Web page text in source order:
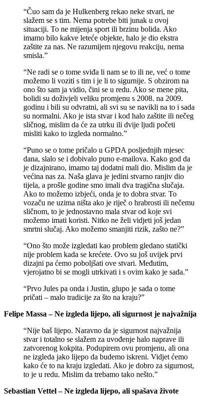
“Čuo sam da je Hulkenberg rekao neke stvari, ne
slažem se s tim. Nema potrebe biti junak u ovoj
situaciji. To ne mijenja sport ili brzinu bolida. Ako
imamo bilo kakve leteće objekte, halo je dio ekstra
zaštite za nas. Ne razumijem njegovu reakciju, nema
smisla.”
“Ne radi se o tome sviđa li nam se to ili ne, već o tome
možemo li voziti s tim i je li to sigurnije. S obzirom na
ono što sam ja vidio, čini se u redu. Ako se mene pita,
bolidi su doživjeli veliku promjenu s 2008. na 2009.
godinu i bili su odvratni, ali svi su se navikli na to i sada
su normalni. Ako je ista stvar i kod halo zaštite ili nečeg
sličnog, mislim da će za utrku ili dvije ljudi početi
misliti kako to izgleda normalno.”
“Puno se o tome pričalo u GPDA posljednjih mjesec
dana, slalo se i dobivalo puno e-mailova. Kako god da
je dizajnirano, imamo taj dodatni mali dio. Mislim da je
većina nas za. Naša glava je jedini stvarno ranjiv dio
tijela, a prošle godine smo imali dva tragična slučaja.
Ako to možemo izbjeći, onda je to dobra stvar. To
vozaču ne uzima ništa ako je riječ o hrabrosti ili nečemu
sličnom, to je jednostavno mala stvar od koje svi
možemo imati koristi. Nitko ne želi vidjeti još jedan
smrtni slučaj. Ako možemo smanjiti rizik, zašto ne?”
“Ono što može izgledati kao problem gledano statički
nije problem kada se krećete. Ovo su još uvijek prvi
dizajni pa ćemo poboljšati ove stvari. Međutim,
vjerojatno bi se mogli utrkivati i s ovim kako je sada.”
“Prvo Jules pa onda i Justin, glupo je sada o tome
pričati – malo tradicije za što na kraju?”
Felipe Massa – Ne izgleda lijepo, ali sigurnost je najvažnija
“Nije baš lijepo. Naravno da je sigurnost najvažnija
stvar i totalno se slažem za uvođenje halo naprave ili
zatvorenog kokpita. Podupirem ovu promjenu, ali ona
ne izgleda jako lijepo da budemo iskreni. Vidjet ćemo
kako će to na kraju izgledati. Ako je dobro za sigurnost,
to je u redu. Mislim da trebamo tako nešto.”
Sebastian Vettel – Ne izgleda lijepo, ali spašava živote